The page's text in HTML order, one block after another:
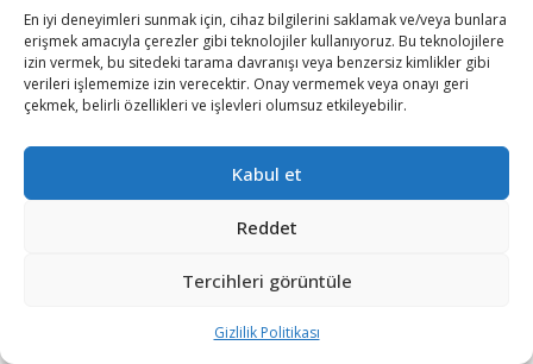
En iyi deneyimleri sunmak için, cihaz bilgilerini saklamak ve/veya bunlara
erişmek amacıyla çerezler gibi teknolojiler kullanıyoruz. Bu teknolojilere
izin vermek, bu sitedeki tarama davranışı veya benzersiz kimlikler gibi
verileri işlememize izin verecektir. Onay vermemek veya onayı geri
çekmek, belirli özellikleri ve işlevleri olumsuz etkileyebilir.
Kabul et
Reddet
Tercihleri görüntüle
Gizlilik Politikası
denizaltı tedarik etmek için başlatılan Kanada Devriye
Denizaltısı Projesi (CPSP) için mutabakat anlaşması
imzaladı. Proje maliyetinin 44,1 milyar doları bulması
bekleniyor.